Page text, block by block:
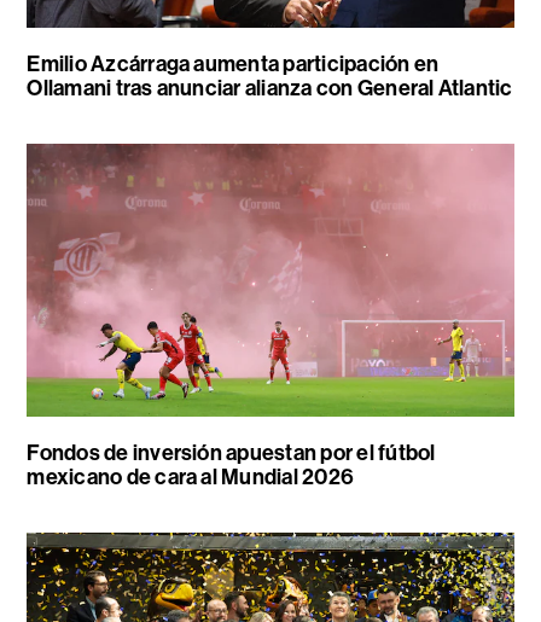
Emilio Azcárraga aumenta participación en
Ollamani tras anunciar alianza con General Atlantic
Fondos de inversión apuestan por el fútbol
mexicano de cara al Mundial 2026